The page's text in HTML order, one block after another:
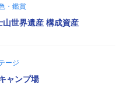
・鑑賞
山世界遺産 構成資産
ージ
ャンプ場